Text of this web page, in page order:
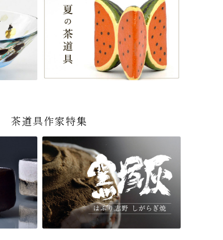
茶道具作家特集